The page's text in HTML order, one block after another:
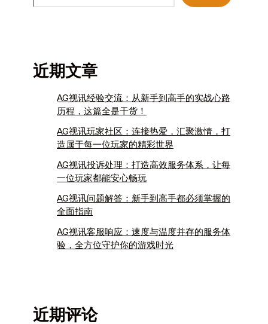
近期文章
AG视讯经验交流：从新手到高手的实战心路
历程，这篇全是干货！
AG视讯玩家社区：连接热爱，汇聚激情，打
造属于每一位玩家的精彩世界
AG视讯投诉处理：打造高效服务体系，让每
一位玩家都能安心畅玩
AG视讯问题解答：新手到高手都必须掌握的
全面指南
AG视讯客服响应：速度与温度并存的服务体
验，全方位守护你的游戏时光
近期评论